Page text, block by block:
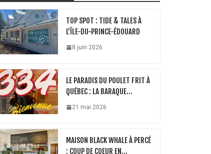
TOP SPOT : TIDE & TALES À
L’ÎLE-DU-PRINCE-ÉDOUARD
8 juin 2026
LE PARADIS DU POULET FRIT À
QUÉBEC : LA BARAQUE…
21 mai 2026
MAISON BLACK WHALE À PERCÉ
: COUP DE COEUR EN…